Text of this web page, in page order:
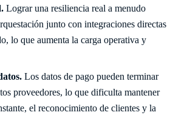
Lograr una resiliencia real a menudo
junto con integraciones directas
lo que aumenta la carga operativa y
Los datos de pago pueden terminar
proveedores, lo que dificulta mantener
el reconocimiento de clientes y la